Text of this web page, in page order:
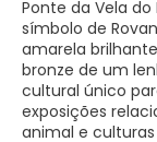
Ponte da Vela
símbolo de
amarela
bronze de um
cultural único
exposições
animal e culturas